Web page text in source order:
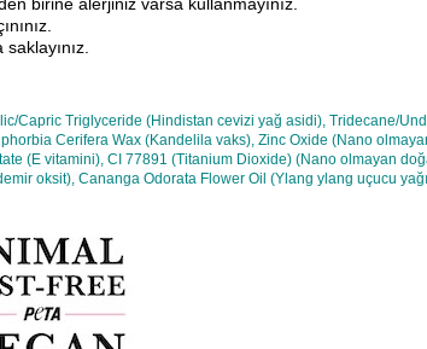
birine alerjiniz varsa kullanmayınız.
Capric Triglyceride (Hindistan cevizi yağ asidi), Tridecane/
Cerifera Wax (Kandelila vaks), Zinc Oxide (Nano
(E vitamini), CI 77891 (Titanium Dioxide) (Nano olmayan
oksit), Cananga Odorata Flower Oil (Ylang ylang uçucu